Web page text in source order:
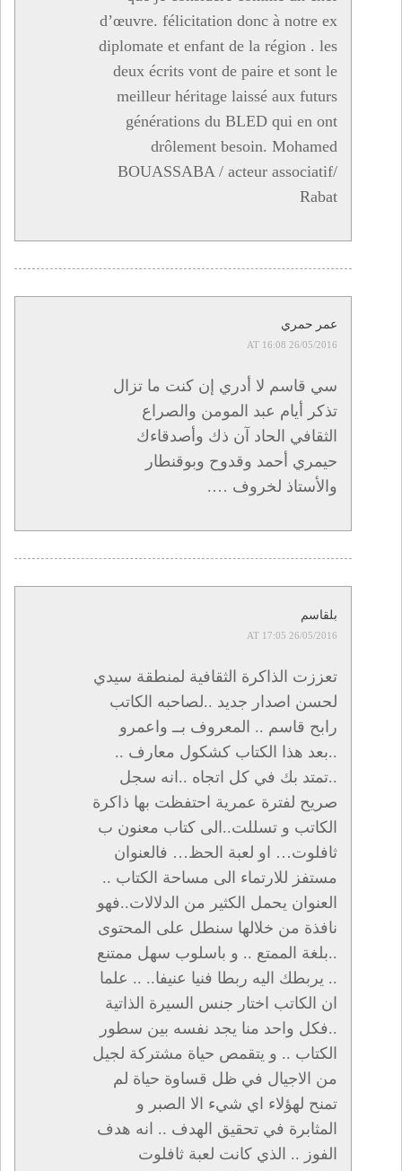
d’œuvre. félicitation donc à notre ex
diplomate et enfant de la région . les
deux écrits vont de paire et sont le
meilleur héritage laissé aux futurs
générations du BLED qui en ont
drôlement besoin. Mohamed
BOUASSABA / acteur associatif/
Rabat
عمر حمري
26/05/2016 AT 16:08
سي قاسم لا أدري إن كنت ما تزال
تذكر أيام عبد المومن والصراع
الثقافي الحاد آن ذك وأصدقاءك
حيمري أحمد وقدوح وبوقنطار
والأستاذ لخروف ….
بلقاسم
26/05/2016 AT 17:05
تعززت الذاكرة الثقافية لمنطقة سيدي
لحسن اصدار جديد ..لصاحبه الكاتب
رابح قاسم .. المعروف بــ واعمرو
..بعد هذا الكتاب كشكول معارف ..
..تمتد بك في كل اتجاه ..انه سجل
صريح لفترة عمرية احتفظت بها ذاكرة
الكاتب و تسللت..الى كتاب معنون ب
ثافلوت… او لعبة الحظ… فالعنوان
مستفز للارتماء الى مساحة الكتاب ..
العنوان يحمل الكثير من الدلالات..فهو
نافذة من خلالها سنطل على المحتوى
..بلغة الممتع .. و باسلوب سهل ممتنع
.. يربطك اليه ربطا فنيا عنيفا.. .. علما
ان الكاتب اختار جنس السيرة الذاتية
..فكل واحد منا يجد نفسه بين سطور
الكتاب .. و يتقمص حياة مشتركة لجيل
من الاجيال في ظل قساوة حياة لم
تمنح لهؤلاء اي شيء الا الصبر و
المثابرة في تحقيق الهدف .. انه هدف
الفوز .. الذي كانت لعبة ثافلوت